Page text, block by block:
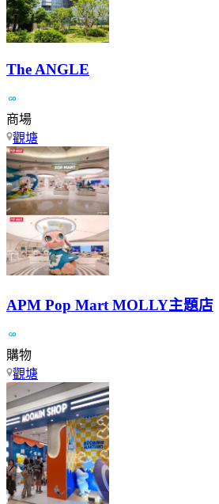
The ANGLE
商場
觀塘
APM Pop Mart MOLLY主題店
購物
觀塘